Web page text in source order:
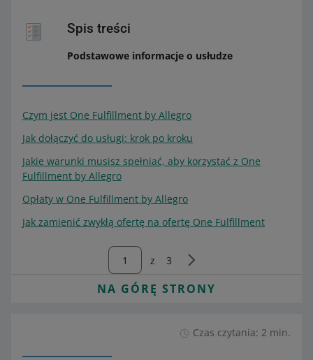
Spis treści
Podstawowe informacje o usłudze
Czym jest One Fulfillment by Allegro
Jak dołączyć do usługi: krok po kroku
Jakie warunki musisz spełniać, aby korzystać z One
Fulfillment by Allegro
Opłaty w One Fulfillment by Allegro
Jak zamienić zwykłą ofertę na ofertę One Fulfillment
z 3
NA GÓRĘ STRONY
Czas czytania: 2 min.